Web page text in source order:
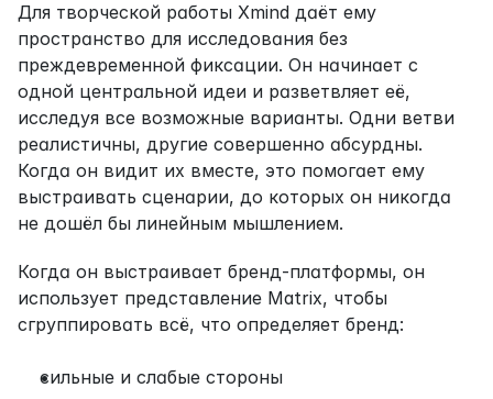
Для творческой работы Xmind даёт ему
пространство для исследования без
преждевременной фиксации. Он начинает с
одной центральной идеи и разветвляет её,
исследуя все возможные варианты. Одни ветви
реалистичны, другие совершенно абсурдны.
Когда он видит их вместе, это помогает ему
выстраивать сценарии, до которых он никогда
не дошёл бы линейным мышлением.
Когда он выстраивает бренд-платформы, он
использует представление Matrix, чтобы
сгруппировать всё, что определяет бренд:
сильные и слабые стороны